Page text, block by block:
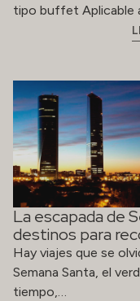
tipo buffet Aplicable
La escapada de
destinos para
Hay viajes que se
Semana Santa, el
tiempo,…